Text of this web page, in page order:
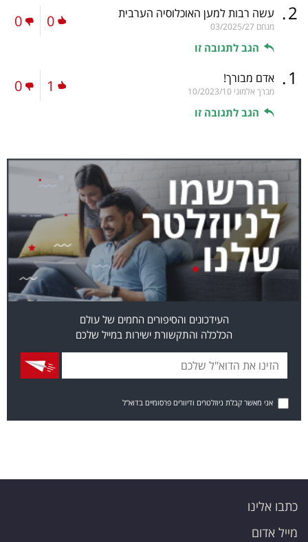
2
. עשה רבות למען האוכלוסיה הערבית
מנחם 03/2025/27
הגב לתגובה זו
0
0
1
. אדם מבורך!
מברך אלמוני 10/2023/10
הגב לתגובה זו
1
0
העידכונים והסיפורים החמים של עולם
הכלכלה והתקשורת ישירות במייל שלכם
אני מאשר קבלת ניוזלטרים ודיוורים פרסומיים בדוא"ל
כתבו אלינו
מייל אדום